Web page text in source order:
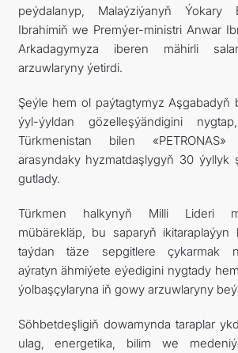
peýdalanyp, Malaýziýanyň Ýokary
Ibrahimiň we Premýer-ministri Anwar
Arkadagymyza iberen mähirli
arzuwlaryny ýetirdi.
Şeýle hem ol paýtagtymyz Aşgabadyň
ýyl-ýyldan gözelleşýändigini
Türkmenistan bilen «PETRONAS»
arasyndaky hyzmatdaşlygyň 30 ýyllyk
gutlady.
Türkmen halkynyň Milli Lideri
mübärekläp, bu saparyň ikitaraplaýyn
taýdan täze sepgitlere çykarmak
aýratyn ähmiýete eýedigini nygtady
ýolbaşçylaryna iň gowy arzuwlaryny
Söhbetdeşligiň dowamynda taraplar
ulag, energetika, bilim we